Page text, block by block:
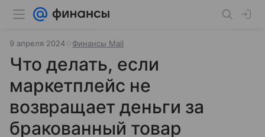
9 апреля 2024 Финансы Mail
Что делать, если
маркетплейс не
возвращает деньги за
бракованный товар